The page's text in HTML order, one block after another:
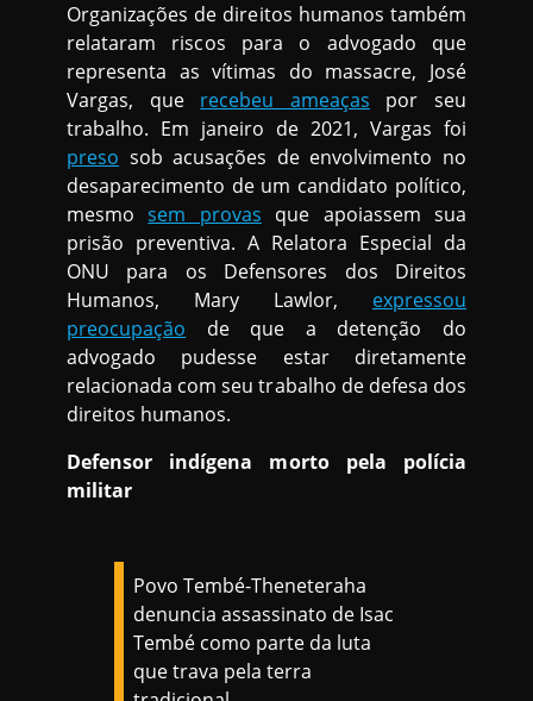
Organizações de direitos humanos também
relataram riscos para o advogado que
representa as vítimas do massacre, José
Vargas, que recebeu ameaças por seu
trabalho. Em janeiro de 2021, Vargas foi
preso sob acusações de envolvimento no
desaparecimento de um candidato político,
mesmosem provas que apoiassem sua
prisão preventiva. A Relatora Especial da
ONU para os Defensores dos Direitos
Humanos, Mary Lawlor, expressou
preocupação de que a detenção do
advogado pudesse estar diretamente
relacionada com seu trabalho de defesa dos
direitos humanos.
Defensor indígena morto pela polícia
militar
Povo Tembé-Theneteraha
denuncia assassinato de Isac
Tembé como parte da luta
que trava pela terra